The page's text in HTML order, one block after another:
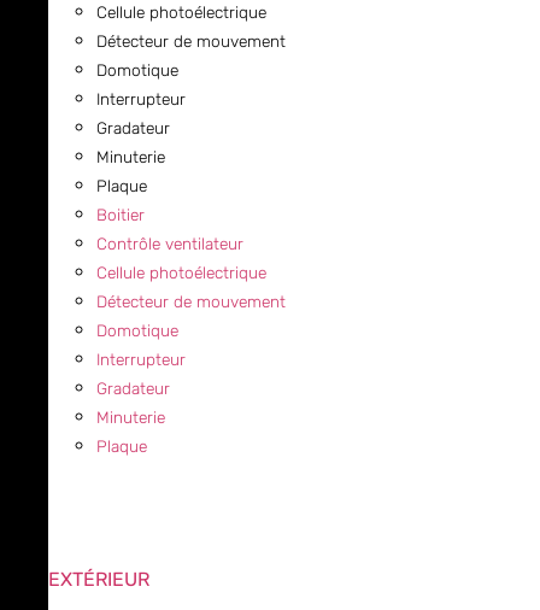
Cellule photoélectrique
Détecteur de mouvement
Domotique
Interrupteur
Gradateur
Minuterie
Plaque
Boitier
Contrôle ventilateur
Cellule photoélectrique
Détecteur de mouvement
Domotique
Interrupteur
Gradateur
Minuterie
Plaque
EXTÉRIEUR